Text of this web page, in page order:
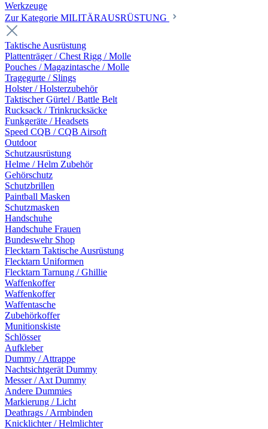
Werkzeuge
Zur Kategorie MILITÄRAUSRÜSTUNG
Taktische Ausrüstung
Plattenträger / Chest Rigg / Molle
Pouches / Magazintasche / Molle
Tragegurte / Slings
Holster / Holsterzubehör
Taktischer Gürtel / Battle Belt
Rucksack / Trinkrucksäcke
Funkgeräte / Headsets
Speed CQB / CQB Airsoft
Outdoor
Schutzausrüstung
Helme / Helm Zubehör
Gehörschutz
Schutzbrillen
Paintball Masken
Schutzmasken
Handschuhe
Handschuhe Frauen
Bundeswehr Shop
Flecktarn Taktische Ausrüstung
Flecktarn Uniformen
Flecktarn Tarnung / Ghillie
Waffenkoffer
Waffenkoffer
Waffentasche
Zubehörkoffer
Munitionskiste
Schlösser
Aufkleber
Dummy / Attrappe
Nachtsichtgerät Dummy
Messer / Axt Dummy
Andere Dummies
Markierung / Licht
Deathrags / Armbinden
Knicklichter / Helmlichter